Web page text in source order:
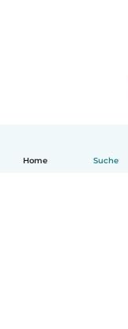
Home Suche